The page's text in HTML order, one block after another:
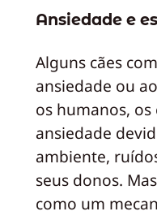
Ansiedade e
Alguns cães
ansiedade ou
os humanos,
ansiedade
ambiente,
seus donos.
como um